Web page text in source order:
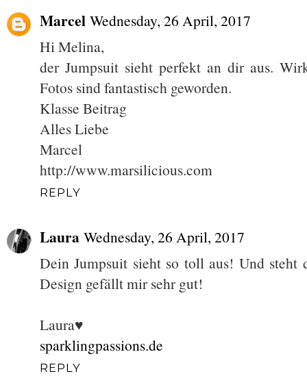
Marcel Wednesday, 26 April, 2017
Hi Melina,
der Jumpsuit sieht perfekt an dir aus.
Fotos sind fantastisch geworden.
Klasse Beitrag
Alles Liebe
Marcel
http://www.marsilicious.com
REPLY
Laura Wednesday, 26 April, 2017
Dein Jumpsuit sieht so toll aus! Und
Design gefällt mir sehr gut!
Laura♥
sparklingpassions.de
REPLY